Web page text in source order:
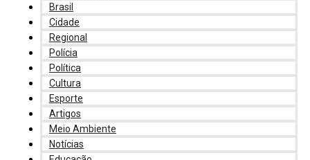
Brasil
Cidade
Regional
Polícia
Política
Cultura
Esporte
Artigos
Meio Ambiente
Notícias